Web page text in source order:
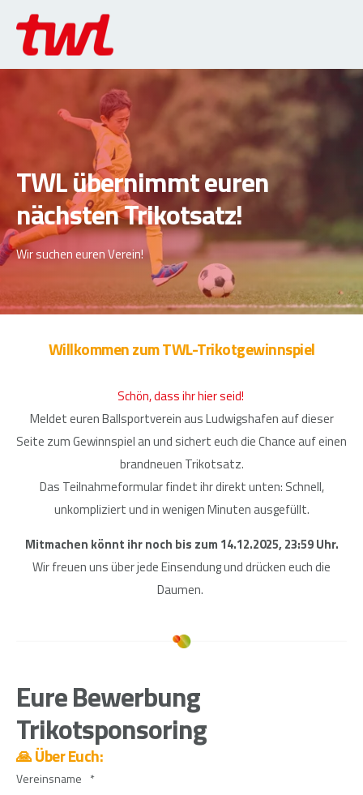
TWL übernimmt euren
nächsten Trikotsatz!
Wir suchen euren Verein!
Willkommen zum TWL-Trikotgewinnspiel
Schön, dass ihr hier seid!
Meldet euren Ballsportverein aus Ludwigshafen auf dieser
Seite zum Gewinnspiel an und sichert euch die Chance auf einen
brandneuen Trikotsatz.
Das Teilnahmeformular findet ihr direkt unten: Schnell,
unkompliziert und in wenigen Minuten ausgefüllt.
Mitmachen könnt ihr noch bis zum 14.12.2025, 23:59 Uhr.
Wir freuen uns über jede Einsendung und drücken euch die
Daumen.
Eure Bewerbung
Trikotsponsoring
🙏 Über Euch:
Vereinsname *